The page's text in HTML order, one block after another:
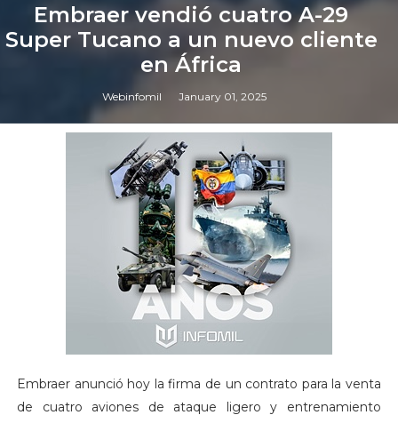
Embraer vendió cuatro A-29
Super Tucano a un nuevo cliente
en África
Webinfomil January 01, 2025
Embraer anunció hoy la firma de un contrato para la venta
de cuatro aviones de ataque ligero y entrenamiento